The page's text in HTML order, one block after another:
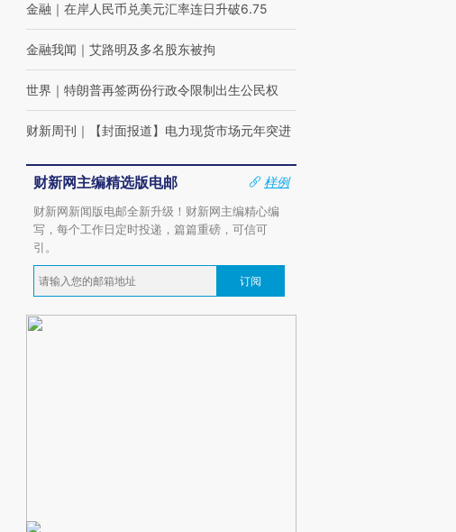
金融 ｜ 在岸人民币兑美元汇率连日升破6.75
金融我闻 ｜ 艾路明及多名股东被拘
世界 ｜ 特朗普再签两份行政令限制出生公民权
财新周刊 ｜ 【封面报道】电力现货市场元年突进
财新网主编精选版电邮
样例
财新网新闻版电邮全新升级！财新网主编精心编
写，每个工作日定时投递，篇篇重磅，可信可
引。
订阅